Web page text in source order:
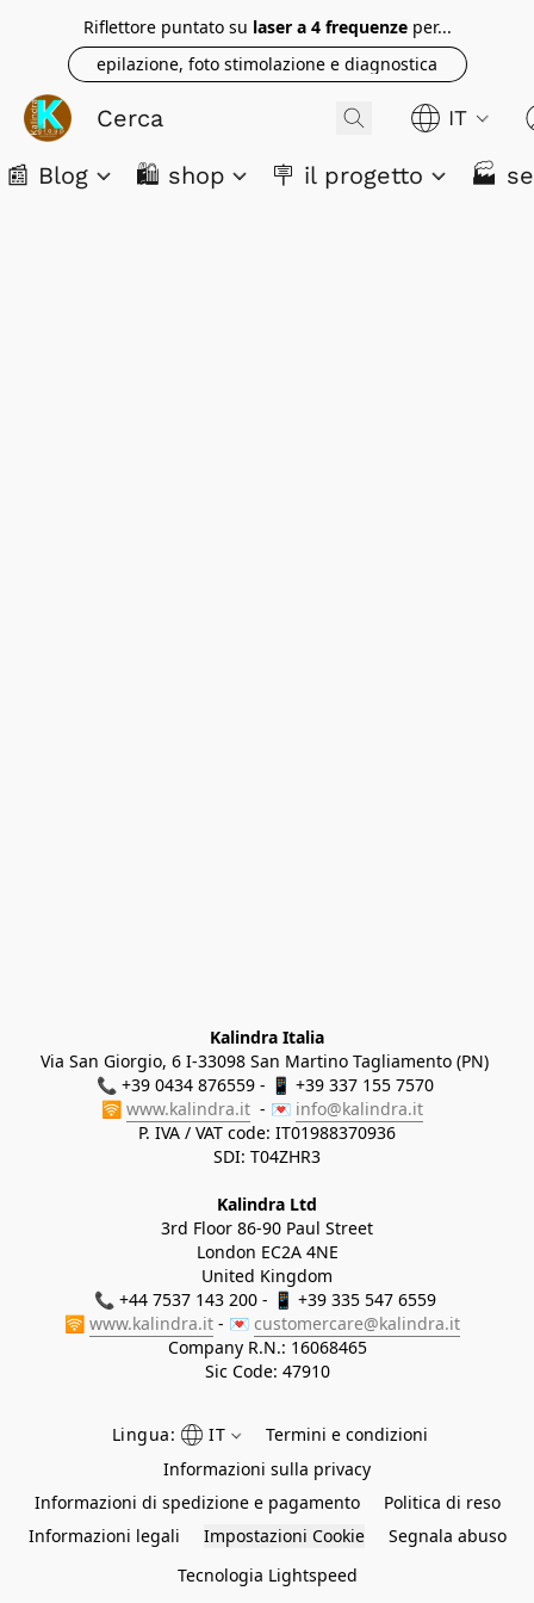
Riflettore puntato su laser a 4 frequenzeper...
epilazione, foto stimolazione e diagnostica
IT
📰 Blog 🛍️ shop 🪧 il progetto 🏭
Kalindra Italia
Via San Giorgio, 6 I-33098 San Martino Tagliamento (PN)
📞 +39 0434 876559 - 📱 +39 337 155 7570
🛜 www.kalindra.it
  - 💌
info@kalindra.it
P. IVA / VAT code: IT01988370936
SDI: T04ZHR3
Kalindra Ltd
3rd Floor 86-90 Paul Street
London EC2A 4NE
United Kingdom
📞 +44 7537 143 200 - 📱 +39 335 547 6559
🛜 www.kalindra.it - 💌 customercare@kalindra.it
Company R.N.: 16068465
Sic Code: 47910
Lingua: IT
Termini e condizioni
Informazioni sulla privacy
Informazioni di spedizione e pagamento
Politica di reso
Informazioni legali
Impostazioni Cookie
Segnala abuso
Tecnologia Lightspeed